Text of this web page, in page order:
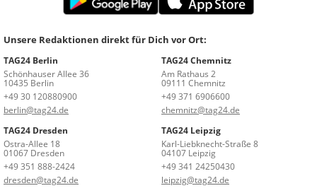
Unsere Redaktionen direkt für Dich vor Ort:
TAG24 Berlin
Schönhauser Allee 36
10435 Berlin
+49 30 120880900
berlin@tag24.de
TAG24 Chemnitz
Am Rathaus 2
09111 Chemnitz
+49 371 6906600
chemnitz@tag24.de
TAG24 Dresden
Ostra-Allee 18
01067 Dresden
+49 351 888-2424
dresden@tag24.de
TAG24 Leipzig
Karl-Liebknecht-Straße 8
04107 Leipzig
+49 341 24250430
leipzig@tag24.de